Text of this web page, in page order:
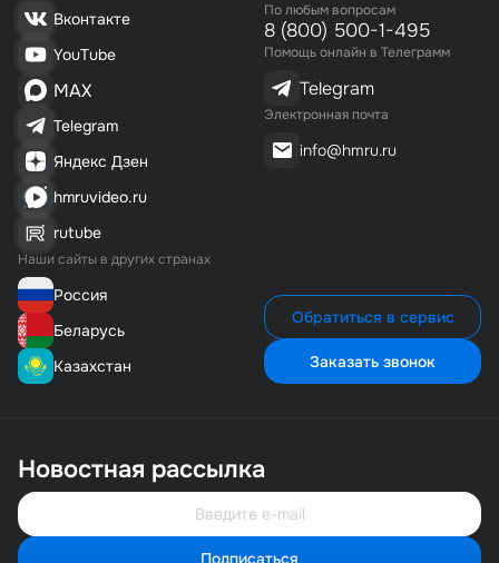
Вконтакте
YouTube
MAX
Telegram
Яндекс Дзен
hmruvideo.ru
rutube
Наши сайты в других странах
Россия
Беларусь
Казахстан
По любым вопросам
8 (800) 500-1-495
Помощь онлайн в Телеграмм
Telegram
Электронная почта
info@hmru.ru
Обратиться в сервис
Заказать звонок
Новостная рассылка
Подписаться